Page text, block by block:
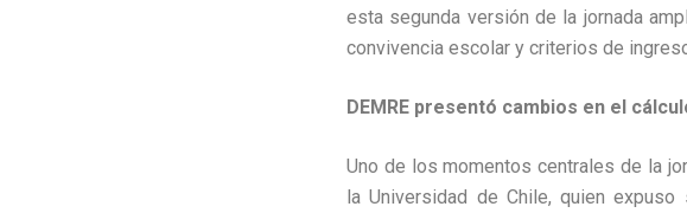
esta segunda versión de la jornada
convivencia escolar y criterios de
DEMRE presentó cambios en el
Uno de los momentos centrales de la
la Universidad de Chile, quien